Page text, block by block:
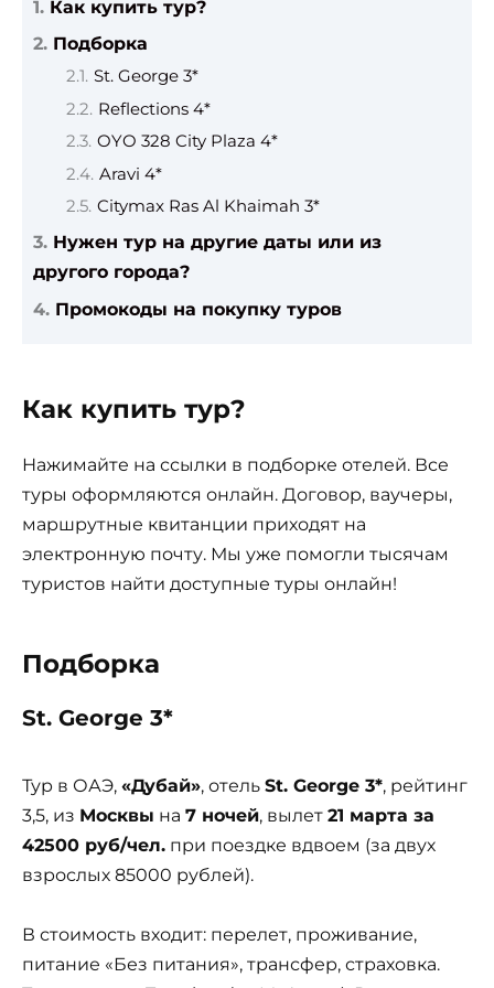
Как купить тур?
Подборка
St. George 3*
Reflections 4*
OYO 328 City Plaza 4*
Aravi 4*
Citymax Ras Al Khaimah 3*
Нужен тур на другие даты или из
другого города?
Промокоды на покупку туров
Как купить тур?
Нажимайте на ссылки в подборке отелей. Все
туры оформляются онлайн. Договор, ваучеры,
маршрутные квитанции приходят на
электронную почту. Мы уже помогли тысячам
туристов найти доступные туры онлайн!
Подборка
St. George 3*
Тур в ОАЭ, «Дубай», отель St. George 3*, рейтинг
3,5, из Москвы на 7 ночей, вылет 21 марта за
42500 руб/чел. при поездке вдвоем (за двух
взрослых 85000 рублей).
В стоимость входит: перелет, проживание,
питание «Без питания», трансфер, страховка.